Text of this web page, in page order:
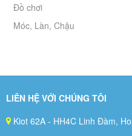
Đồ chơi
Móc, Làn, Chậu
LIÊN HỆ VỚI CHÚNG TÔI
Kiot 62A - HH4C Linh Đàm,